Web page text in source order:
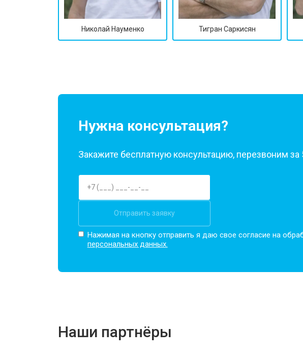
Николай Науменко Тигран Саркисян
Нужна консультация?
Закажите бесплатную консультацию, перезвоним за
Отправить заявку
Нажимая на кнопку отправить я даю свое согласие на
персональных данных.
Наши партнёры